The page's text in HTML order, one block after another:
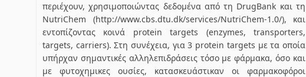
περιέχουν, χρησιμοποιώντας δεδομένα από τη DrugBank και τη
NutriChem (http://www.cbs.dtu.dk/services/NutriChem-1.0/), και
εντοπίζοντας κοινά protein targets (enzymes, transporters,
targets, carriers). Στη συνέχεια, για 3 protein targets με τα οποία
υπήρχαν σημαντικές αλληλεπιδράσεις τόσο με φάρμακα, όσο και
με φυτοχημικες ουσίες, κατασκευάστικαν οι φαρμακοφόροι